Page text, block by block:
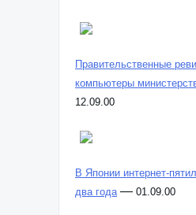
Правительственные
компьютеры
12.09.00
В Японии интернет-
два года — 01.09.00